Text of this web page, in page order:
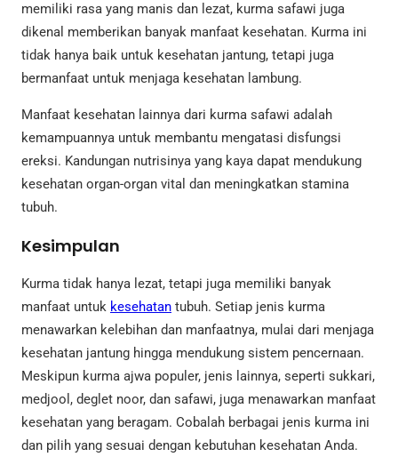
memiliki rasa yang manis dan lezat, kurma safawi juga
dikenal memberikan banyak manfaat kesehatan. Kurma ini
tidak hanya baik untuk kesehatan jantung, tetapi juga
bermanfaat untuk menjaga kesehatan lambung.
Manfaat kesehatan lainnya dari kurma safawi adalah
kemampuannya untuk membantu mengatasi disfungsi
ereksi. Kandungan nutrisinya yang kaya dapat mendukung
kesehatan organ-organ vital dan meningkatkan stamina
tubuh.
Kesimpulan
Kurma tidak hanya lezat, tetapi juga memiliki banyak
manfaat untuk kesehatan tubuh. Setiap jenis kurma
menawarkan kelebihan dan manfaatnya, mulai dari menjaga
kesehatan jantung hingga mendukung sistem pencernaan.
Meskipun kurma ajwa populer, jenis lainnya, seperti sukkari,
medjool, deglet noor, dan safawi, juga menawarkan manfaat
kesehatan yang beragam. Cobalah berbagai jenis kurma ini
dan pilih yang sesuai dengan kebutuhan kesehatan Anda.